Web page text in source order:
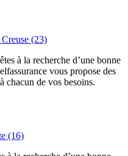
(23)
à la recherche d’une bonne
vous propose des
chacun de vos besoins.
(16)